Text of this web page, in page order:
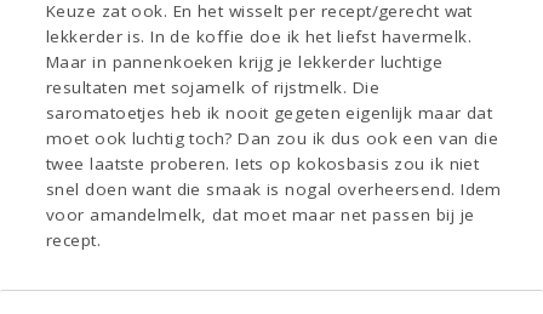
Keuze zat ook. En het wisselt per recept/gerecht wat
lekkerder is. In de koffie doe ik het liefst havermelk.
Maar in pannenkoeken krijg je lekkerder luchtige
resultaten met sojamelk of rijstmelk. Die
saromatoetjes heb ik nooit gegeten eigenlijk maar dat
moet ook luchtig toch? Dan zou ik dus ook een van die
twee laatste proberen. Iets op kokosbasis zou ik niet
snel doen want die smaak is nogal overheersend. Idem
voor amandelmelk, dat moet maar net passen bij je
recept.